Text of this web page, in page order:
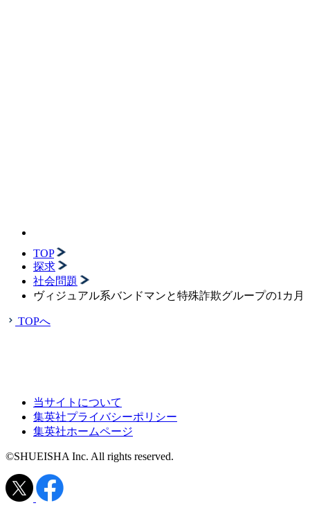
TOP
探求
社会問題
ヴィジュアル系バンドマンと特殊詐欺グループの1カ月
TOPへ
当サイトについて
集英社プライバシーポリシー
集英社ホームページ
©SHUEISHA Inc. All rights reserved.